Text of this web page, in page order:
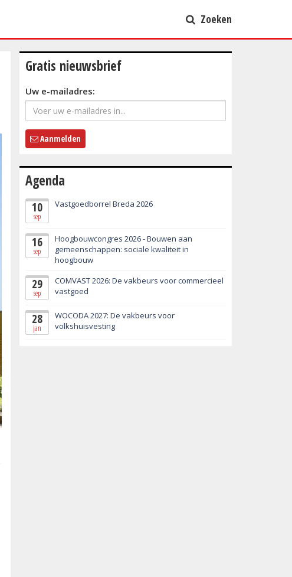
Zoeken
Gratis nieuwsbrief
Uw e-mailadres:
Aanmelden
Agenda
10
sep
Vastgoedborrel Breda 2026
16
sep
Hoogbouwcongres 2026 - Bouwen aan
gemeenschappen: sociale kwaliteit in
hoogbouw
29
sep
COMVAST 2026: De vakbeurs voor commercieel
vastgoed
28
jan
WOCODA 2027: De vakbeurs voor
volkshuisvesting